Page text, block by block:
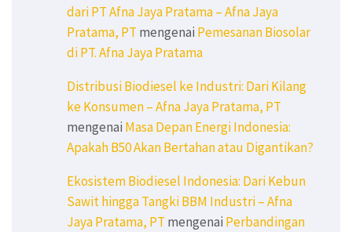
dari PT Afna Jaya Pratama – Afna Jaya
Pratama, PT mengenai Pemesanan Biosolar
di PT. Afna Jaya Pratama
Distribusi Biodiesel ke Industri: Dari Kilang
ke Konsumen – Afna Jaya Pratama, PT
mengenai Masa Depan Energi Indonesia:
Apakah B50 Akan Bertahan atau Digantikan?
Ekosistem Biodiesel Indonesia: Dari Kebun
Sawit hingga Tangki BBM Industri – Afna
Jaya Pratama, PT mengenai Perbandingan